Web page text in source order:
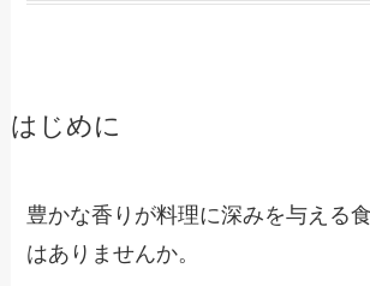
はじめに
豊かな香りが料理に深みを与える
はありませんか。